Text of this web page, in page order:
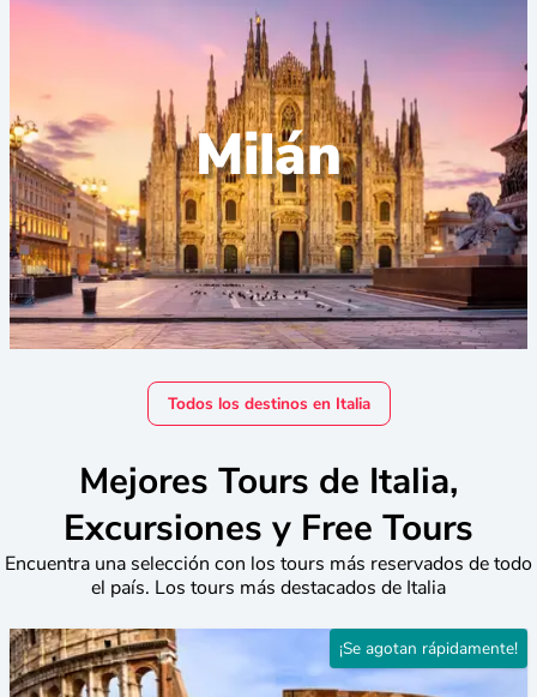
Milán
Todos los destinos en Italia
Mejores Tours de Italia,
Excursiones y Free Tours
Encuentra una selección con los tours más reservados de todo
el país. Los tours más destacados de Italia
¡Se agotan rápidamente!